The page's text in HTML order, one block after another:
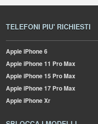
TELEFONI PIU' RICHIESTI
AppleiPhone 6
AppleiPhone 11 Pro Max
AppleiPhone 15 Pro Max
AppleiPhone 17 Pro Max
AppleiPhone Xr